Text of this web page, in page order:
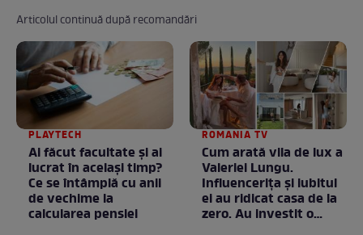
Articolul continuă după recomandări
PLAYTECH
Ai făcut facultate și ai
lucrat în același timp?
Ce se întâmplă cu anii
de vechime la
calcularea pensiei
ROMANIA TV
Cum arată vila de lux a
Valeriei Lungu.
Influencerița și iubitul
ei au ridicat casa de la
zero. Au investit o